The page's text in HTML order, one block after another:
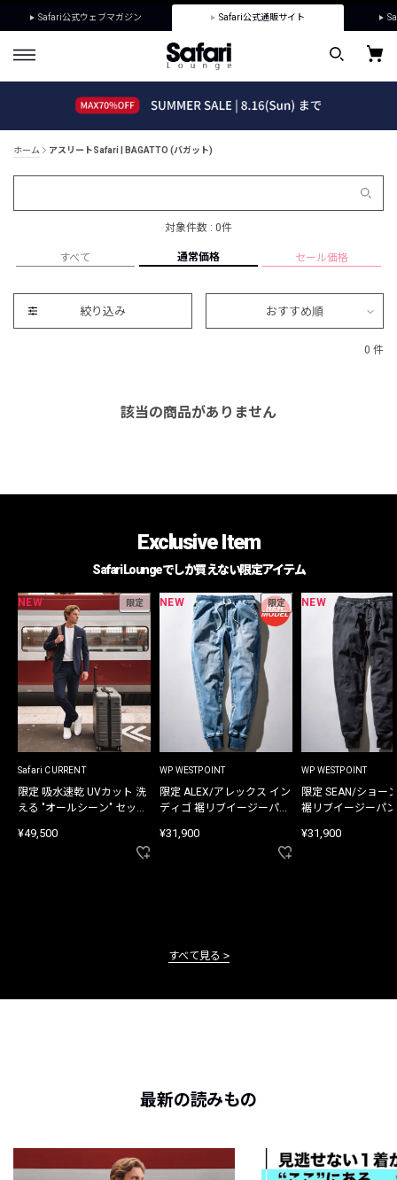
Safari公式ウェブマガジン Safari公式通販サイト
ホーム アスリートSafari | BAGATTO (バガット)
対象件数 : 0件
すべて 通常価格 セール価格
絞り込み おすすめ順
0 件
該当の商品がありません
Exclusive Item
Safari Loungeでしか買えない限定アイテム
NEW 限定
Safari CURRENT
限定 吸水速乾 UVカット 洗
える "オールシーン" セット
¥49,500
NEW 限定
WP WESTPOINT
限定 ALEX/アレックス イン
ディゴ 裾リブイージーパン
¥31,900
NEW
WP WESTPOINT
限定 SEAN/ショー
裾リブイージーパ
¥31,900
すべて見る
最新の読みもの